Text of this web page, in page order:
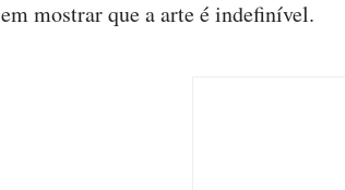
em mostrar que a arte é indefinível.